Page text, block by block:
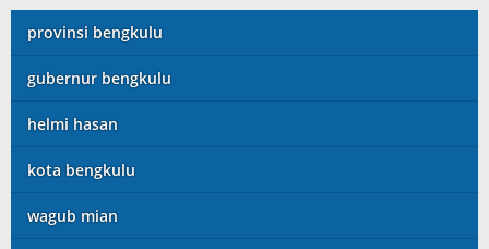
provinsi bengkulu
gubernur bengkulu
helmi hasan
kota bengkulu
wagub mian